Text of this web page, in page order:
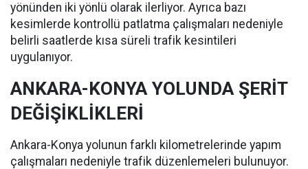
yönünden iki yönlü olarak ilerliyor. Ayrıca bazı
kesimlerde kontrollü patlatma çalışmaları nedeniyle
belirli saatlerde kısa süreli trafik kesintileri
uygulanıyor.
ANKARA-KONYA YOLUNDA ŞERİT
DEĞİŞİKLİKLERİ
Ankara-Konya yolunun farklı kilometrelerinde yapım
çalışmaları nedeniyle trafik düzenlemeleri bulunuyor.